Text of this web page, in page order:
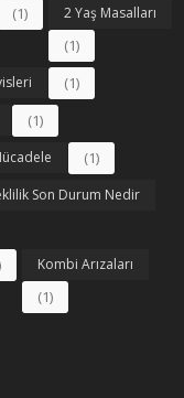
(1) 2 Yaş Masalları
(1)
(1)
(1)
(1)
Son Durum Nedir
Kombi Arızaları
(1)